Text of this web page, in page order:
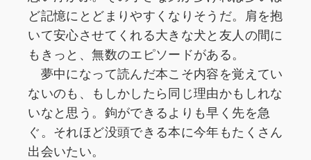
ど記憶にとどまりやすくなりそうだ。肩を抱
いて安心させてくれる大きな犬と友人の間に
もきっと、無数のエピソードがある。
夢中になって読んだ本こそ内容を覚えてい
ないのも、もしかしたら同じ理由かもしれな
いなと思う。鉤ができるよりも早く先を急
ぐ。それほど没頭できる本に今年もたくさん
出会いたい。